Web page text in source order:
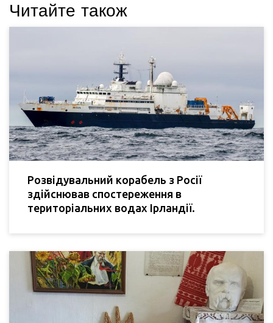
Читайте також
Розвідувальний корабель з Росії
здійснював спостереження в
територіальних водах Ірландії.